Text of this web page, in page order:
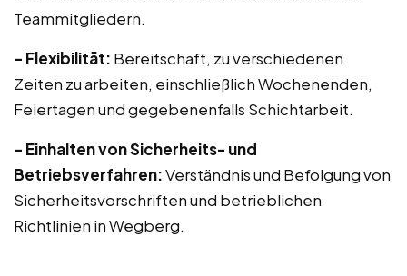
Teammitgliedern.
– Flexibilität: Bereitschaft, zu verschiedenen
Zeiten zu arbeiten, einschließlich Wochenenden,
Feiertagen und gegebenenfalls Schichtarbeit.
– Einhalten von Sicherheits- und
Betriebsverfahren:Verständnis und Befolgung von
Sicherheitsvorschriften und betrieblichen
Richtlinien in Wegberg.